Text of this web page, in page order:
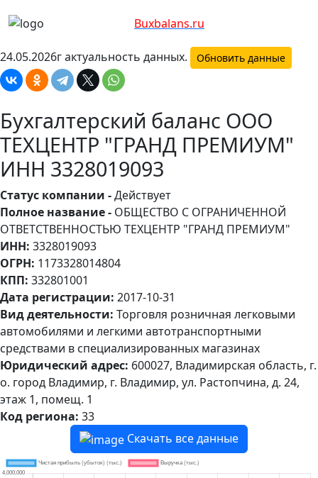
Buxbalans.ru
24.05.2026г актуальность данных. Обновить данные
Бухгалтерский баланс ООО
ТЕХЦЕНТР "ГРАНД ПРЕМИУМ"
ИНН 3328019093
Статус компании -Действует
Полное название - ОБЩЕСТВО С ОГРАНИЧЕННОЙ
ОТВЕТСТВЕННОСТЬЮ ТЕХЦЕНТР "ГРАНД ПРЕМИУМ"
ИНН: 3328019093
ОГРН: 1173328014804
КПП: 332801001
Дата регистрации: 2017-10-31
Вид деятельности: Торговля розничная легковыми
автомобилями и легкими автотранспортными
средствами в специализированных магазинах
Юридический адрес: 600027, Владимирская область, г.
о. город Владимир, г. Владимир, ул. Растопчина, д. 24,
этаж 1, помещ. 1
Код региона: 33
Скачать все данные